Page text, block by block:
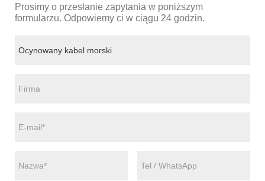
Prosimy o przesłanie zapytania w poniższym
formularzu. Odpowiemy ci w ciągu 24 godzin.